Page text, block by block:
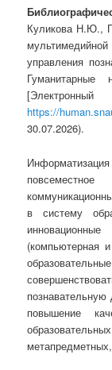
Куликова Н.Ю.,
управления
https://
30.07.2026).
в систему
(компьютерная
повышение